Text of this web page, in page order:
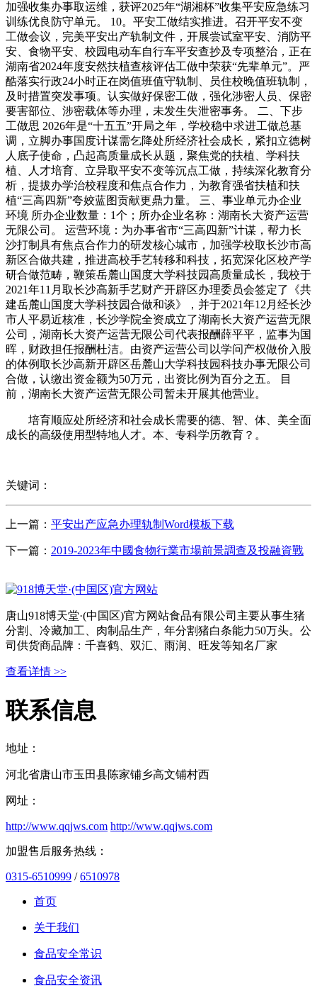
加强收集办事取运维，获评2025年“湖湘杯”收集平安应急练习
训练优良防守单元。 10。平安工做结实推进。召开平安不变
工做会议，完美平安出产轨制文件，开展尝试室平安、消防平
安、食物平安、校园电动车自行车平安查抄及专项整治，正在
湖南省2024年度安然扶植查核评估工做中荣获“先辈单元”。严
酷落实行政24小时正在岗值班值守轨制、员住校晚值班轨制，
及时措置突发事项。认实做好保密工做，强化涉密人员、保密
要害部位、涉密载体等办理，未发生失泄密事务。 二、下步
工做思 2026年是“十五五”开局之年，学校稳中求进工做总基
调，立脚办事国度计谋需乞降处所经济社会成长，紧扣立德树
人底子使命，凸起高质量成长从题，聚焦党的扶植、学科扶
植、人才培育、立异取平安不变等沉点工做，持续深化教育分
析，提拔办学治校程度和焦点合作力，为教育强省扶植和扶
植“三高四新”夸姣蓝图贡献更鼎力量。 三、事业单元办企业
环境 所办企业数量：1个；所办企业名称：湖南长大资产运营
无限公司。 运营环境：为办事省市“三高四新”计谋，帮力长
沙打制具有焦点合作力的研发核心城市，加强学校取长沙市高
新区合做共建，推进高校手艺转移和科技，拓宽深化区校产学
研合做范畴，鞭策岳麓山国度大学科技园高质量成长，我校于
2021年11月取长沙高新手艺财产开辟区办理委员会签定了《共
建岳麓山国度大学科技园合做和谈》，并于2021年12月经长沙
市人平易近核准，长沙学院全资成立了湖南长大资产运营无限
公司，湖南长大资产运营无限公司代表报酬薛平平，监事为国
晖，财政担任报酬杜洁。由资产运营公司以学问产权做价入股
的体例取长沙高新开辟区岳麓山大学科技园科技办事无限公司
合做，认缴出资金额为50万元，出资比例为百分之五。 目
前，湖南长大资产运营无限公司暂未开展其他营业。
培育顺应处所经济和社会成长需要的德、智、体、美全面
成长的高级使用型特地人才。本、专科学历教育？。
关键词：
上一篇： 平安出产应急办理轨制Word模板下载
下一篇： 2019-2023年中國食物行業市場前景調查及投融資戰
唐山918博天堂·(中国区)官方网站食品有限公司主要从事生猪
分割、冷藏加工、肉制品生产，年分割猪白条能力50万头。公
司供货商品牌：千喜鹤、双汇、雨润、旺发等知名厂家
查看详情 >>
联系信息
地址：
河北省唐山市玉田县陈家铺乡高文铺村西
网址：
http://www.qqjws.com http://www.qqjws.com
加盟售后服务热线：
0315-6510999 /6510978
首页
关于我们
食品安全常识
食品安全资讯